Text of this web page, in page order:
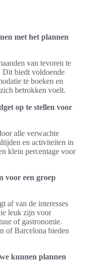
met het plannen
van tevoren te
Dit biedt voldoende
te boeken en
betrokken voelt.
op te stellen voor
alle verwachte
en activiteiten in
klein percentage voor
voor een groep
af van de interesses
leuk zijn voor
of gastronomie.
of Barcelona bieden
kunnen plannen